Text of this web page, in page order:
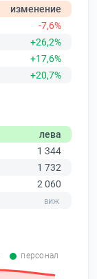
изменение
-7,6%
+26,2%
+17,6%
+20,7%
лева
1 344
1 732
2 060
персонал